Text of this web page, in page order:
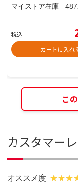
マイストア在庫：
税込
カートに入れ
こ
カスタマー
オススメ度